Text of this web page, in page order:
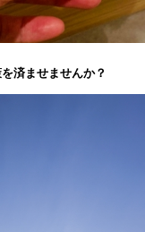
済ませませんか？